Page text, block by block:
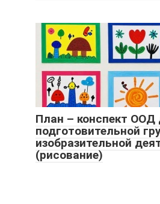
План – конспект ООД
подготовительной
изобразительной
(рисование)